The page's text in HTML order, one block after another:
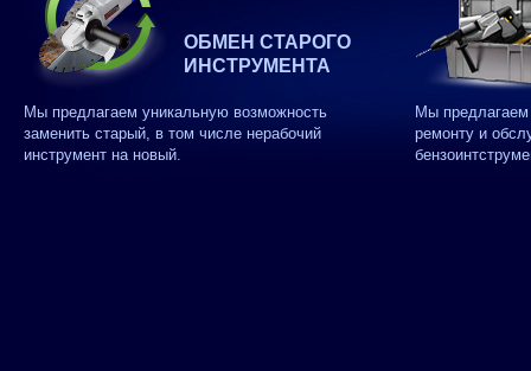
ОБМЕН СТАРОГО
ИНСТРУМЕНТА
Мы предлагаем уникальную возможность
заменить старый, в том числе нерабочий
инструмент на новый.
Мы
ремонту и